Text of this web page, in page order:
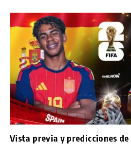
Vista previa y predicciones de